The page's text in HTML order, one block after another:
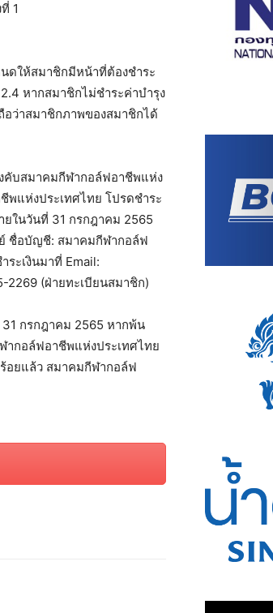
1
ดให้สมาชิกมีหน้าที่ต้องชำระ
หากสมาชิกไม่ชำระค่าบำรุง
ว่าสมาชิกภาพของสมาชิกได้
คับสมาคมกีฬากอล์ฟอาชีพแห่ง
แห่งประเทศไทย โปรดชำระ
ในวันที่ 31 กรกฎาคม 2565
ชื่อบัญชี: สมาคมกีฬากอล์ฟ
ะเงินมาที่ Email:
(ฝ่ายทะเบียนสมาชิก)
31 กรกฎาคม 2565 หากพ้น
ากอล์ฟอาชีพแห่งประเทศไทย
อยแล้ว สมาคมกีฬากอล์ฟ